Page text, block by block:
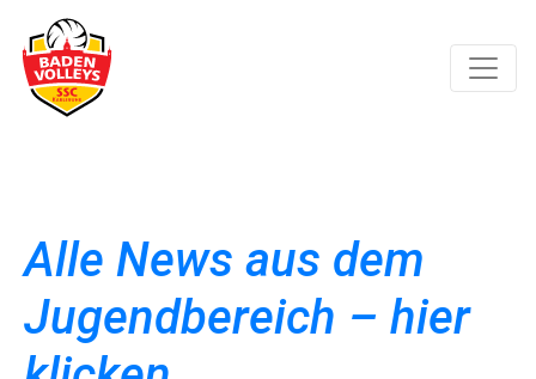
Alle News aus dem
Jugendbereich – hier